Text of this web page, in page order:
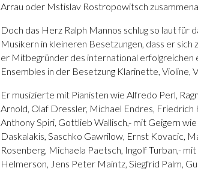
Arrau oder Mstislav Rostropowitsch
Doch das Herz Ralph Mannos schlug so laut für
Musikern in kleineren Besetzungen, dass er
er Mitbegründer des international
Ensembles in der Besetzung Klarinette, Violine,
Er musizierte mit Pianisten wie Alfredo Perl,
Arnold, Olaf Dressler, Michael Endres,
Anthony Spiri, Gottlieb Wallisch,- mit Geigern
Daskalakis, Saschko Gawrilow, Ernst Kovacic,
Rosenberg, Michaela Paetsch, Ingolf Turban,-
Helmerson, Jens Peter Maintz, Siegfrid Palm,